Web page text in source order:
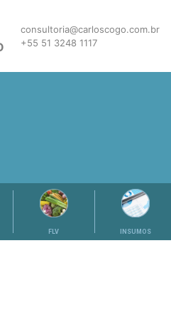
consultoria@carloscogo.com.br
+55 51 3248 1117
FLV INSUMOS